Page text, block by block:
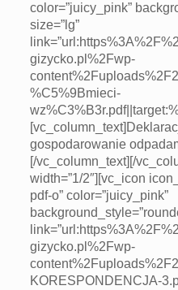
color=”juicy_pink”
size=”lg”
gizycko.pl%2Fwp-
%C5%9Bmieci-
gospodarowanie
[/vc_column_text][/
width=”1/2″][vc_icon
pdf-o” color=”juicy_pink”
gizycko.pl%2Fwp-
KORESPONDENCJA-